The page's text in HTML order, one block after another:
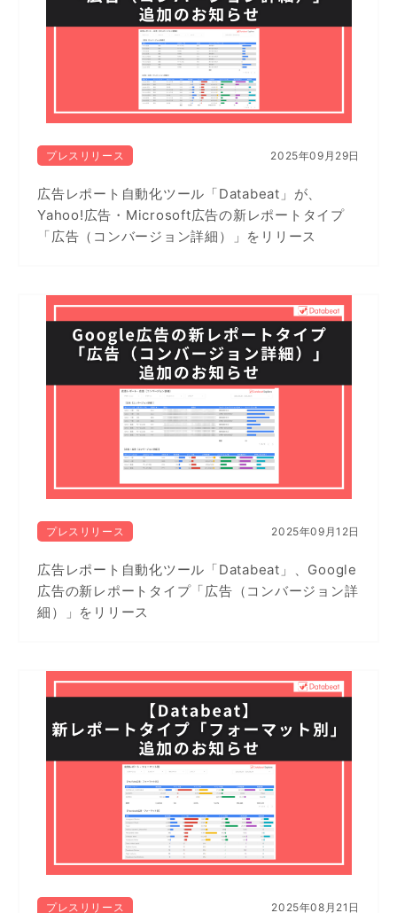
プレスリリース 2025年09月29日
広告レポート自動化ツール「Databeat」が、
Yahoo!広告・Microsoft広告の新レポートタイプ
「広告（コンバージョン詳細）」をリリース
プレスリリース 2025年09月12日
広告レポート自動化ツール「Databeat」、Google
広告の新レポートタイプ「広告（コンバージョン詳
細）」をリリース
プレスリリース 2025年08月21日